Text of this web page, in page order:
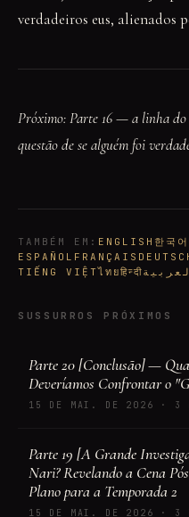
verdadeiros eus, alienados
Próximo: Parte 16 — a linha do
questão de se alguém foi
TAMBÉM EM : ENGLISH 한국어
ESPAÑOL FRANÇAIS
TIẾNG VIỆTไทยहिन्दी
SUSSURROS PRÓXIMOS
Parte 20 [Conclusão] —
Deveríamos Confrontar o
15 DE MAI. DE 2026 · 3
Parte 19 [A Grande
Nari? Revelando a Cena
Plano para a Temporada 2
15 DE MAI. DE 2026 · 3